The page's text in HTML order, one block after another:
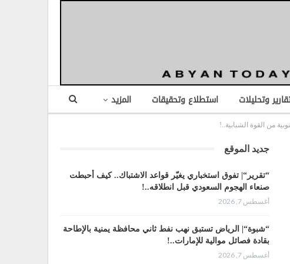
وتحليلات استطلاع وتحقيقات المزيد
من القوة الشبابية..!
جديد الموقع
“تقرير“| تفوق استخباري يغيّر قواعد الاشتباك.. كيف أحبطت
صنعاء الهجوم السعودي قبل انطلاقه..!
أغسطس 7, 2026
“شبوة“| الرياض تستبق نهب نفط ثاني محافظة يمنية بالإطاحة
بقادة فصائل موالية للإمارات..!
أغسطس 7, 2026